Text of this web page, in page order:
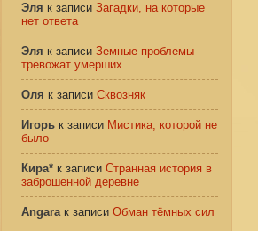
Эля к записи Загадки, на которые
нет ответа
Эля к записи Земные проблемы
тревожат умерших
Оля к записи Сквозняк
Игорь к записи Мистика, которой не
было
Кира* к записи Странная история в
заброшенной деревне
Angaraк записи Обман тёмных сил